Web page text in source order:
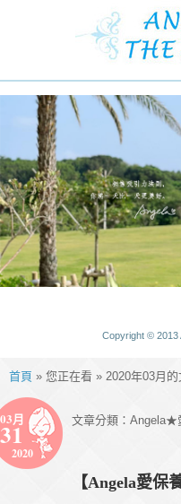
Copyright © 2013
首頁 » 您正在看 » 2020年03月的
03月
31
2020
文章分類： Angela★
【Angela愛保